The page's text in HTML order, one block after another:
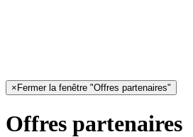
× Fermer la fenêtre "Offres partenaires"
Offres partenaires